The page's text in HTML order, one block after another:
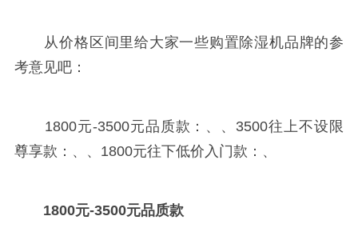
从价格区间里给大家一些购置除湿机品牌的参
考意见吧：
1800元-3500元品质款：、、3500往上不设限
尊享款：、、1800元往下低价入门款：、
1800元-3500元品质款